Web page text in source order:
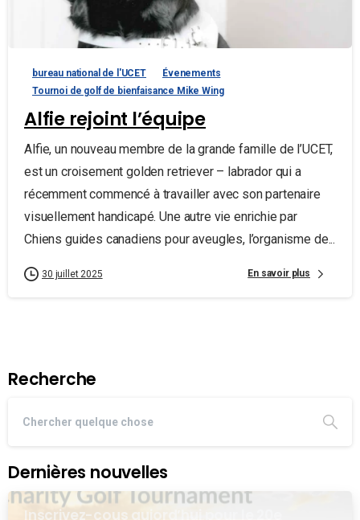
bureau national de l'UCET
Évenements
Tournoi de golf de bienfaisance Mike Wing
Alfie rejoint l’équipe
Alfie, un nouveau membre de la grande famille de l’UCET,
est un croisement golden retriever – labrador qui a
récemment commencé à travailler avec son partenaire
visuellement handicapé. Une autre vie enrichie par
Chiens guides canadiens pour aveugles, l’organisme de...
30 juillet 2025 En savoir plus
Recherche
Dernières nouvelles
Inscrivez-cous aujord’hui pour le 20e